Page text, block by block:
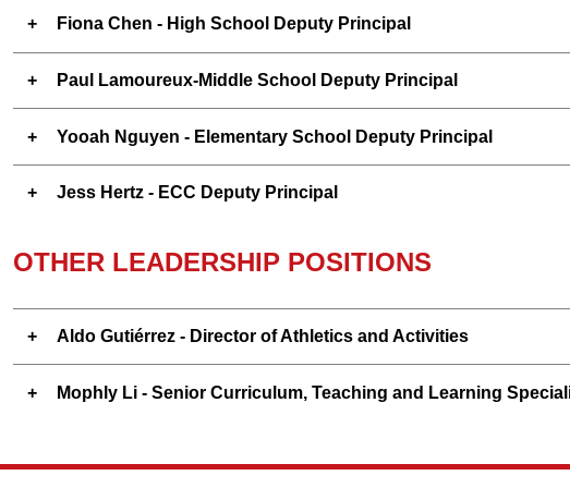
Fiona Chen - High School Deputy Principal
Paul Lamoureux-Middle School Deputy Principal
Yooah Nguyen - Elementary School Deputy Principal
Jess Hertz - ECC Deputy Principal
OTHER LEADERSHIP POSITIONS
Aldo Gutiérrez - Director of Athletics and Activities
Mophly Li - Senior Curriculum, Teaching and Learning